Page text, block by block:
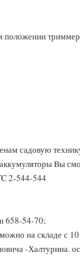
положении
садовую
Вы
2-544-544
658-54-70;
на складе с
-Халтурина.